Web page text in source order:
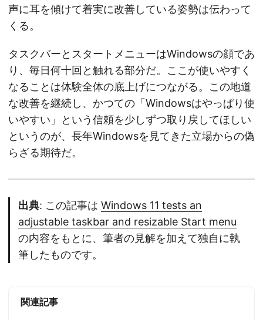
声に耳を傾けて着実に改善している姿勢は伝わって
くる。
タスクバーとスタートメニューはWindowsの顔であ
り、毎日何十回と触れる部分だ。ここが使いやすく
なることは体験全体の底上げにつながる。この地道
な改善を継続し、かつての「Windowsはやっぱり使
いやすい」という信頼を少しずつ取り戻してほしい
というのが、長年Windowsを見てきた立場からの偽
らざる期待だ。
出典: この記事は Windows 11 tests an
adjustable taskbar and resizable Start menu
の内容をもとに、筆者の見解を加えて独自に執
筆したものです。
関連記事